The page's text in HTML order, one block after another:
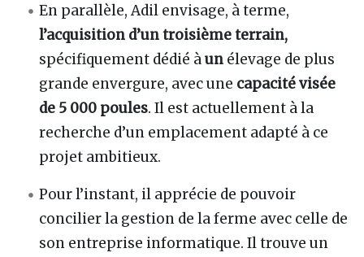
En parallèle, Adil envisage, à terme,
l’acquisition d’un troisième terrain,
spécifiquement dédié àun élevage de plus
grande envergure, avec une capacité visée
de 5 000 poules. Il est actuellement à la
recherche d’un emplacement adapté à ce
projet ambitieux.
Pour l’instant, il apprécie de pouvoir
concilier la gestion de la ferme avec celle de
son entreprise informatique. Il trouve un